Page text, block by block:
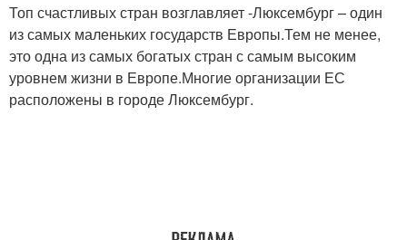
Топ счастливых стран возглавляет -Люксембург – один
из самых маленьких государств Европы.Тем не менее,
это одна из самых богатых стран с самым высоким
уровнем жизни в Европе.Многие организации ЕС
расположены в городе Люксембург.